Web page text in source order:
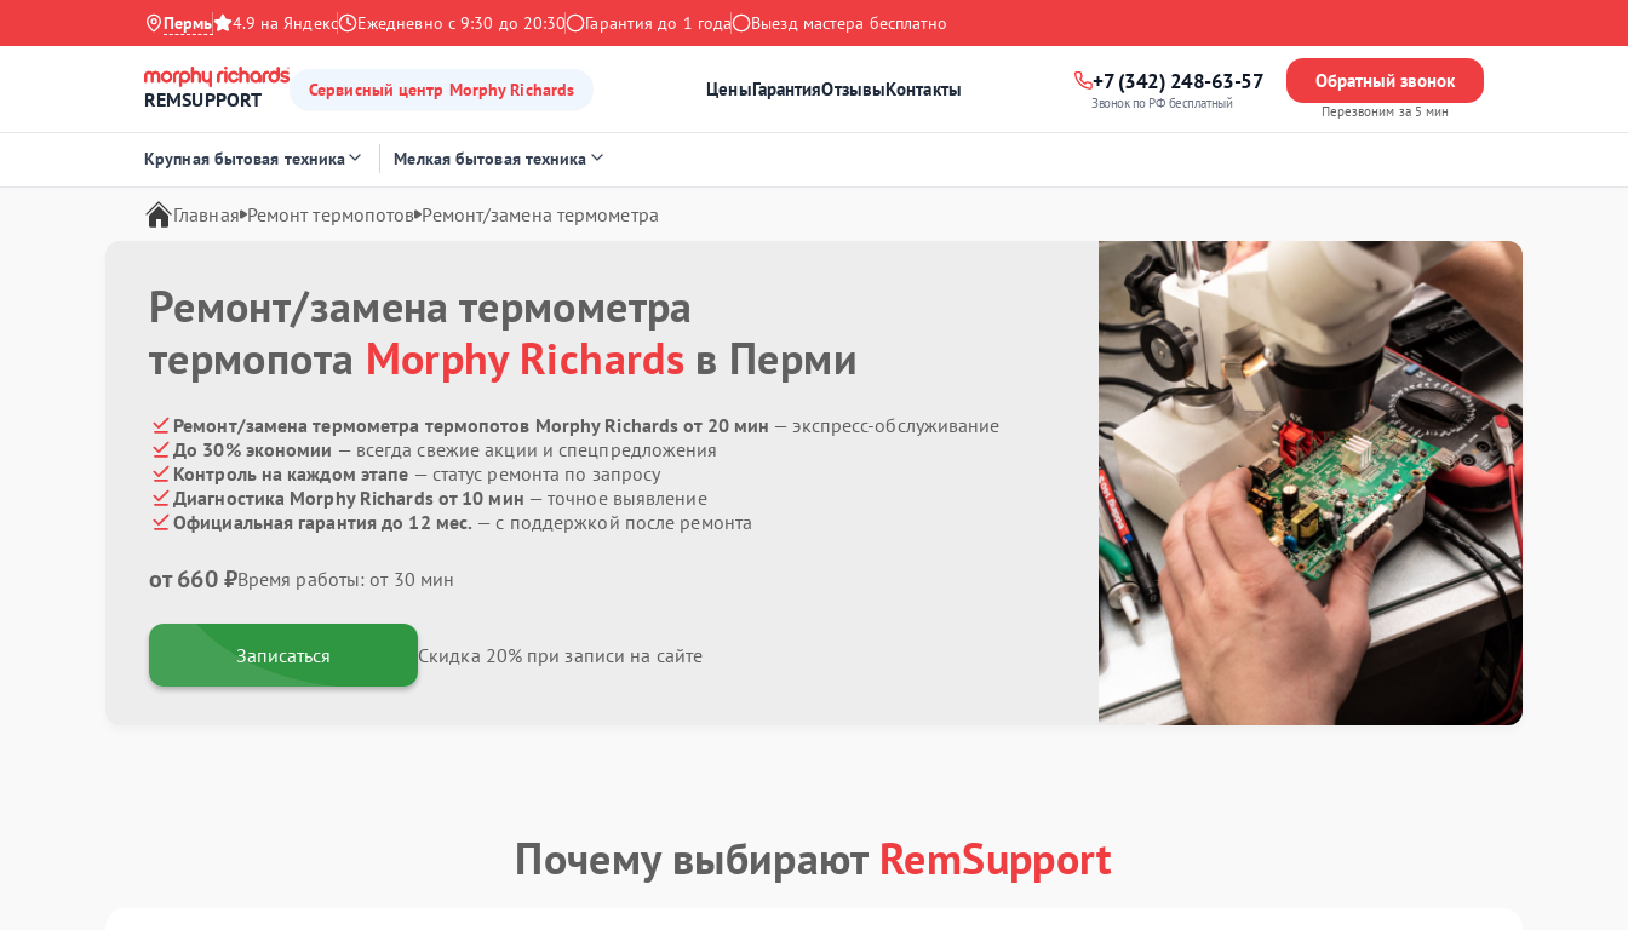
Пермь 4.9 на Яндекс Ежедневно с 9:30 до 20:30 Гарантия до 1 года Выезд мастера бесплатно
REMSUPPORT Сервисный центр Morphy Richards ЦеныГарантияОтзывыКонтакты +7 (342) 248-63-57
Звонок по РФ бесплатный
Обратный звонок
Перезвоним за 5 мин
Крупная бытовая техника Мелкая бытовая техника
Главная Ремонт термопотов Ремонт/замена термометра
Ремонт/замена термометра
термопота Morphy Richards в Перми
Ремонт/замена термометра термопотов Morphy Richards от 20 мин — экспресс-обслуживание
До 30% экономии — всегда свежие акции и спецпредложения
Контроль на каждом этапе — статус ремонта по запросу
Диагностика Morphy Richards от 10 мин — точное выявление
Официальная гарантия до 12 мес. — с поддержкой после ремонта
от 660 ₽Время работы: от 30 мин
Записаться Скидка 20% при записи на сайте
Почему выбирают RemSupport